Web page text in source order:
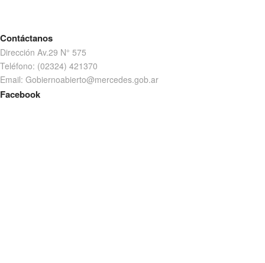
Contáctanos
Dirección Av.29 N° 575
Teléfono: (02324) 421370
Email: Gobiernoabierto@mercedes.gob.ar
Facebook